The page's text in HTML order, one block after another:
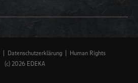
Datenschutzerklärung
Human Rights
(c) 2026 EDEKA